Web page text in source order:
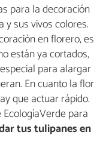
para la decoración
y sus vivos colores.
en florero, es
están ya cortados,
para alargar
En cuanto la flor
que actuar rápido.
para
tus tulipanes en